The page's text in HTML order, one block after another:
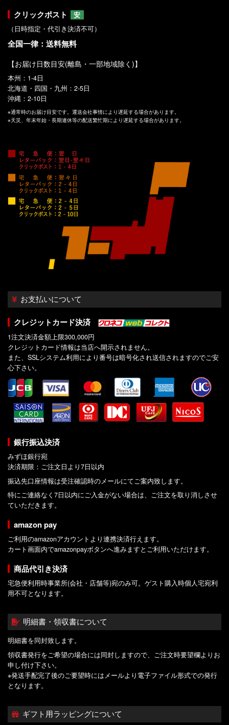
クリックポスト
安
（日時指定・代引き決済不可）
全国一律：送料無料
【お届け日数目安(離島・一部地域除く)】
本州：1-4日
北海道・四国・九州：2-5日
沖縄：2-10日
※通常時のお届け目安です。運送会社事情により遅延する場合があります。
※天災、年末年始・長期連休等の配送繁忙期により遅延する場合があります。
お支払いについて
クレジットカード決済
1注文決済金額上限300,000円
クレジットカード情報は当店へ開示されません。
また、SSLシステム利用により番号は暗号化され送信されますのでご安
心下さい。
銀行振込決済
みずほ銀行宛
決済期限：ご注文日より7日以内
振込先口座情報は受注確認時のメールにてご案内致します。
特にご連絡なく7日以内にご入金がない場合は、ご注文を取り消しさせ
ていただきます。
amazon pay
ご利用のamazonアカウントより連携決済行えます。
カート画面内でamazonpayボタンへ進みますとご利用いただけます。
商品代引き決済
宅急便利用時事業所(会社・店舗等)宛のみ可。ゲスト購入時個人宅宛利
用不可となります。
明細書・領収書について
明細書を同封致します。
領収書発行をご希望の場合には同封しますので、ご注文時要望欄よりお
申し付け下さい。
※発送手配完了後のご要望時にはメールより電子ファイル形式での発行
となります。
ギフト用ラッピングについて